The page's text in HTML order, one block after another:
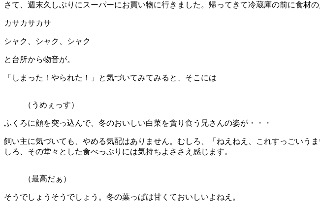
さて、週末久しぶりにスーパーにお買い物に行きました。帰ってきて冷蔵庫の前に食材
カサカサカサ
シャク、シャク、シャク
と台所から物音が。
「しまった！やられた！」と気づいてみてみると、そこには
（うめぇっす）
ふくろに顔を突っ込んで、冬のおいしい白菜を貪り食う兄さんの姿が・・・
飼い主に気づいても、やめる気配はありません。むしろ、「ねえねえ、これすっごいう
しろ、その堂々とした食べっぷりには気持ちよささえ感じます。
（最高だぁ）
そうでしょうそうでしょう。冬の葉っぱは甘くておいしいよねえ。